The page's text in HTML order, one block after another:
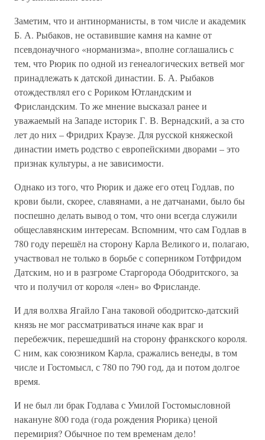
Заметим, что и антинорманисты, в том числе и академик
Б. А. Рыбаков, не оставившие камня на камне от
псевдонаучного «норманизма», вполне соглашались с
тем, что Рюрик по одной из генеалогических ветвей мог
принадлежать к датской династии. Б. А. Рыбаков
отождествлял его с Рориком Ютландским и
Фрисландским. То же мнение высказал ранее и
уважаемый на Западе историк Г. В. Вернадский, а за сто
лет до них – Фридрих Краузе. Для русской княжеской
династии иметь родство с европейскими дворами – это
признак культуры, а не зависимости.
Однако из того, что Рюрик и даже его отец Годлав, по
крови были, скорее, славянами, а не датчанами, было бы
поспешно делать вывод о том, что они всегда служили
общеславянским интересам. Вспомним, что сам Годлав в
780 году перешёл на сторону Карла Великого и, полагаю,
участвовал не только в борьбе с соперником Готфридом
Датским, но и в разгроме Старгорода Ободритского, за
что и получил от короля «лен» во Фрисланде.
И для волхва Ягайло Гана таковой ободритско-датский
князь не мог рассматриваться иначе как враг и
перебежчик, перешедший на сторону франкского короля.
С ним, как союзником Карла, сражались венеды, в том
числе и Гостомысл, с 780 по 790 год, да и потом долгое
время.
И не был ли брак Годлава с Умилой Гостомысловной
накануне 800 года (года рождения Рюрика) ценой
перемирия? Обычное по тем временам дело!